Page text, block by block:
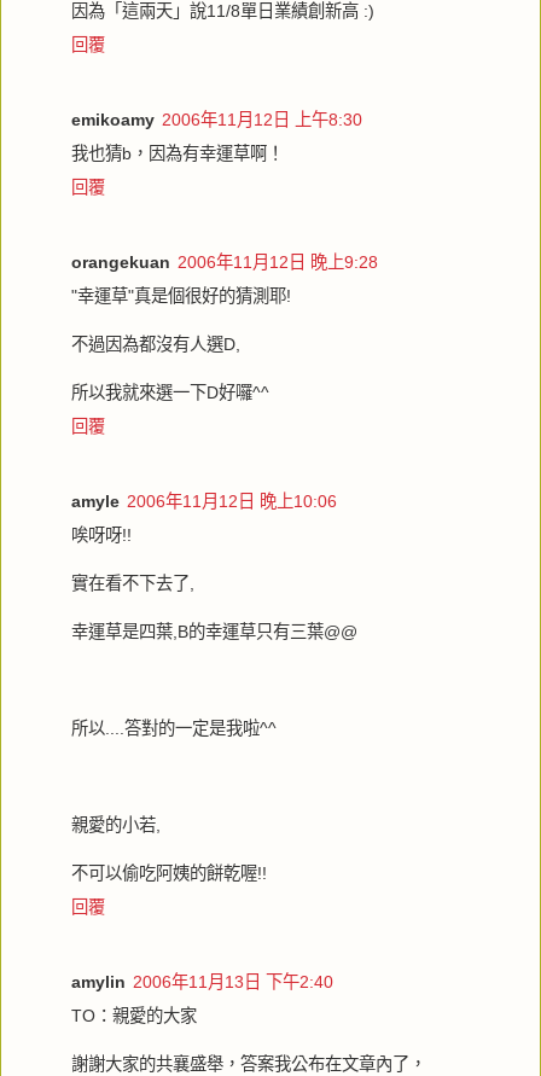
因為「這兩天」說11/8單日業績創新高 :)
回覆
emikoamy 2006年11月12日 上午8:30
我也猜b，因為有幸運草啊！
回覆
orangekuan 2006年11月12日 晚上9:28
"幸運草"真是個很好的猜測耶!
不過因為都沒有人選D,
所以我就來選一下D好囉^^
回覆
amyle 2006年11月12日 晚上10:06
唉呀呀!!
實在看不下去了,
幸運草是四葉,B的幸運草只有三葉@@
所以....答對的一定是我啦^^
親愛的小若,
不可以偷吃阿姨的餅乾喔!!
回覆
amylin 2006年11月13日 下午2:40
TO：親愛的大家
謝謝大家的共襄盛舉，答案我公布在文章內了，